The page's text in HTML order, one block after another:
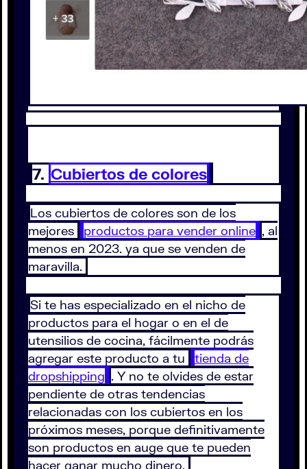
7. Cubiertos de colores
Los cubiertos de colores son de los
mejores
productos para vender online , al
menos en 2023. ya que se venden de
maravilla.
Si te has especializado en el nicho de
productos para el hogar o en el de
utensilios de cocina, fácilmente podrás
agregar este producto a tu
tienda de
dropshipping . Y no te olvides de estar
pendiente de otras tendencias
relacionadas con los cubiertos en los
próximos meses, porque definitivamente
son productos en auge que te pueden
hacer ganar mucho dinero.